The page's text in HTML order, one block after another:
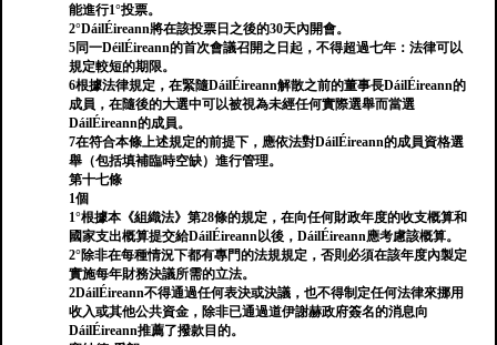
能進行1°投票。
2°DáilÉireann將在該投票日之後的30天內開會。
5同一DéilÉireann的首次會議召開之日起，不得超過七年：法律可以
規定較短的期限。
6根據法律規定，在緊隨DáilÉireann解散之前的董事長DáilÉireann的
成員，在隨後的大選中可以被視為未經任何實際選舉而當選
DáilÉireann的成員。
7在符合本條上述規定的前提下，應依法對DáilÉireann的成員資格選
舉（包括填補臨時空缺）進行管理。
第十七條
1個
1°根據本《組織法》第28條的規定，在向任何財政年度的收支概算和
國家支出概算提交給DáilÉireann以後，DáilÉireann應考慮該概算。
2°除非在每種情況下都有專門的法規規定，否則必須在該年度內製定
實施每年財務決議所需的立法。
2DáilÉireann不得通過任何表決或決議，也不得制定任何法律來挪用
收入或其他公共資金，除非已通過道伊謝赫政府簽名的消息向
DáilÉireann推薦了撥款目的。